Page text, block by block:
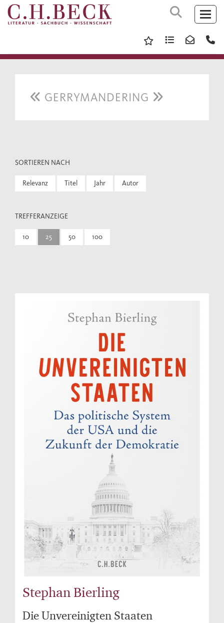
GERRYMANDERING
SORTIEREN NACH
Relevanz Titel Jahr Autor
TREFFERANZEIGE
10 25 50 100
Stephan Bierling
Die Unvereinigten Staaten